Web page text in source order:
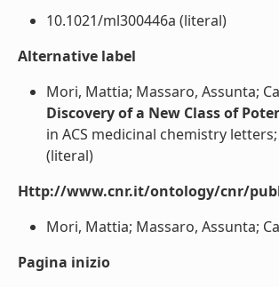
10.1021/ml300446a (literal)
Alternative label
Mori, Mattia; Massaro, Assunta;
Discovery of a New Class of
in ACS medicinal chemistry letters;
(literal)
Http://www.cnr.it/ontology/cnr/
Mori, Mattia; Massaro, Assunta;
Pagina inizio